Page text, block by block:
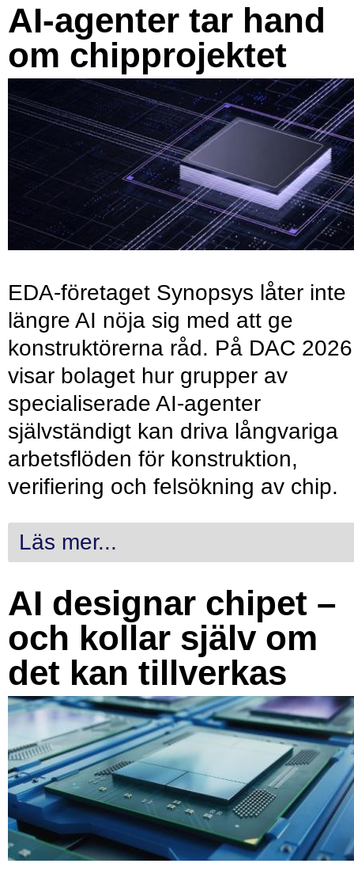
AI-agenter tar hand
om chipprojektet
EDA-företaget Synopsys låter inte
längre AI nöja sig med att ge
konstruktörerna råd. På DAC 2026
visar bolaget hur grupper av
specialiserade AI-agenter
självständigt kan driva långvariga
arbetsflöden för konstruktion,
verifiering och felsökning av chip.
Läs mer...
AI designar chipet –
och kollar själv om
det kan tillverkas